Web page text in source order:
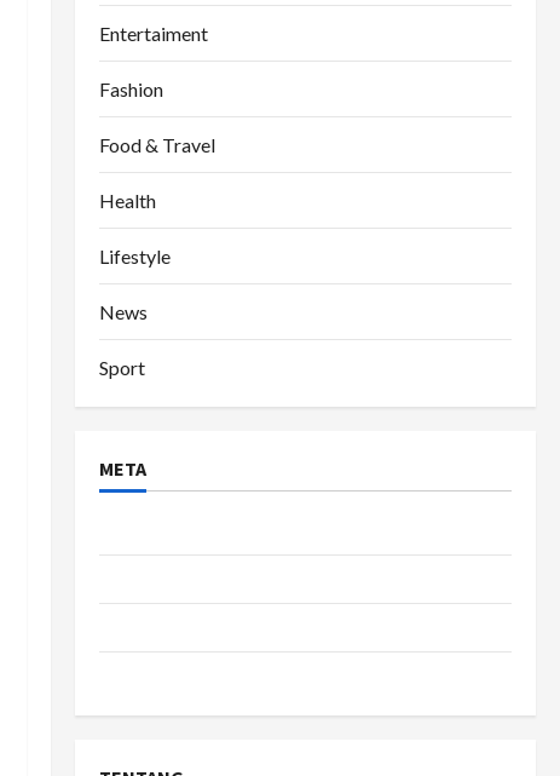
Entertaiment
Fashion
Food & Travel
Health
Lifestyle
News
Sport
META